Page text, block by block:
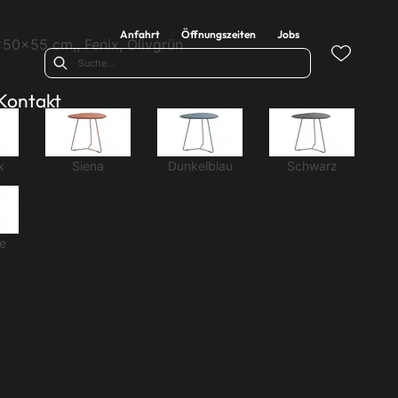
Anfahrt Öffnungszeiten Jobs
cm,, Fenix, Olivgrün
Siena Dunkelblau Schwarz